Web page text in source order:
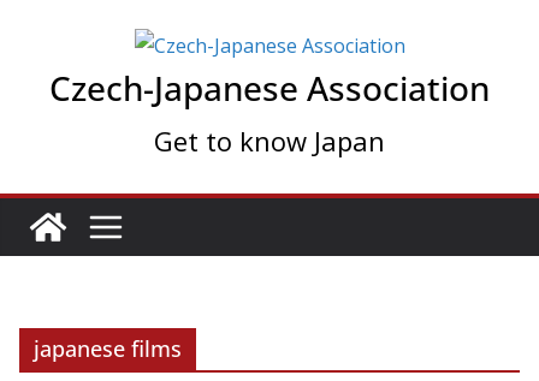
contentCzech-Japanese Association
Get to know Japan
japanese films